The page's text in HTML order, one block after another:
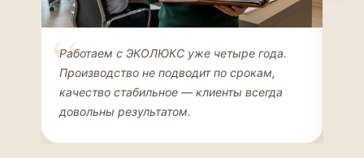
Елена Соколова
ДИЗАЙНЕР ИНТЕРЬЕРОВ
Работаем с ЭКОЛЮКС уже четыре года.
Производство не подводит по срокам,
качество стабильное — клиенты всегда
довольны результатом.